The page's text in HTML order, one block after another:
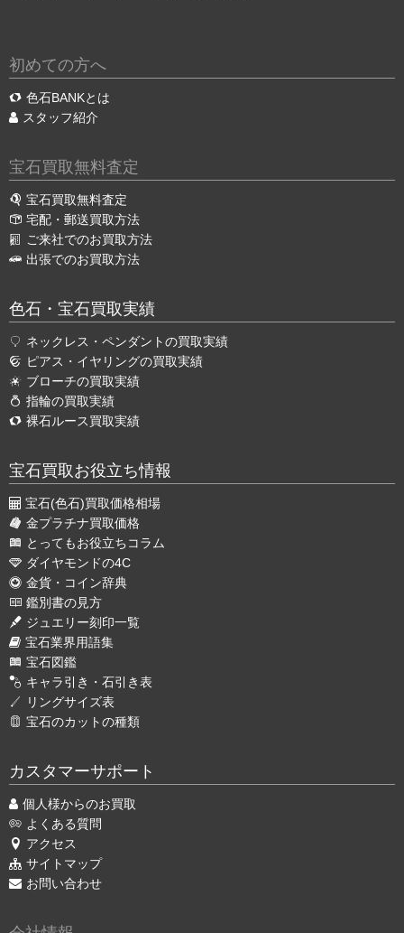
初めての方へ
色石BANKとは
スタッフ紹介
宝石買取無料査定
宝石買取無料査定
宅配・郵送買取方法
ご来社でのお買取方法
出張でのお買取方法
色石・宝石買取実績
ネックレス・ペンダントの買取実績
ピアス・イヤリングの買取実績
ブローチの買取実績
指輪の買取実績
裸石ルース買取実績
宝石買取お役立ち情報
宝石(色石)買取価格相場
金プラチナ買取価格
とってもお役立ちコラム
ダイヤモンドの4C
金貨・コイン辞典
鑑別書の見方
ジュエリー刻印一覧
宝石業界用語集
宝石図鑑
キャラ引き・石引き表
リングサイズ表
宝石のカットの種類
カスタマーサポート
個人様からのお買取
よくある質問
アクセス
サイトマップ
お問い合わせ